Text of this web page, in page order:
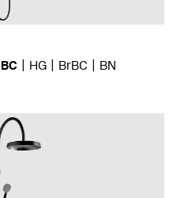
BC HG BrBC BN